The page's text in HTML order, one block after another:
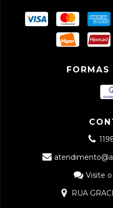
FORMAS
Visite
RUA